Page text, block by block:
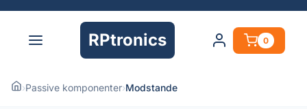
RPtronics 0
›Passive komponenter›Modstande